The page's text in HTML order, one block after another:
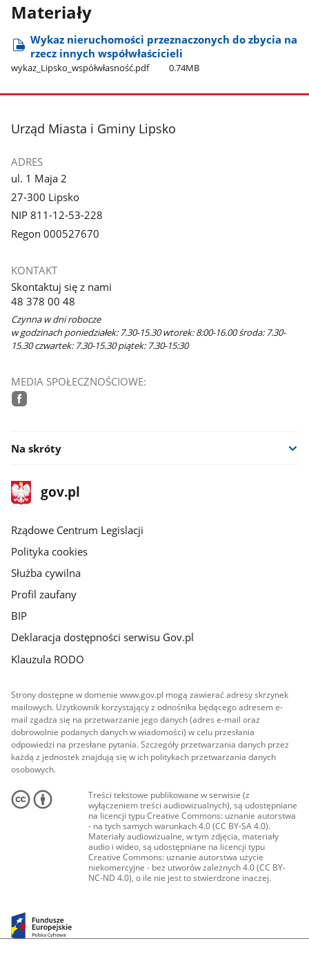
Materiały
Wykaz nieruchomości przeznaczonych do zbycia na
rzecz innych współwłaścicieli
wykaz​_Lipsko​_współwłasność.pdf 0.74MB
stopka
Urząd Miasta i Gminy Lipsko
ADRES
ul. 1 Maja 2
27-300 Lipsko
NIP 811-12-53-228
Regon 000527670
KONTAKT
Skontaktuj się z nami
48 378 00 48
Czynna w dni robocze
w godzinach poniedziałek: 7.30-15.30 wtorek: 8:00-16.00 środa: 7.30-
15.30 czwartek: 7.30-15.30 piątek: 7.30-15:30
MEDIA SPOŁECZNOŚCIOWE:
Na skróty
stopka
gov.plStrona
gov.pl
Rządowe Centrum Legislacji
Polityka cookies
Służba cywilna
Profil zaufany
BIP
Deklaracja dostępności serwisu Gov.pl
Klauzula RODO
Strony dostępne w domenie www.gov.pl mogą zawierać adresy skrzynek
mailowych. Użytkownik korzystający z odnośnika będącego adresem e-
mail zgadza się na przetwarzanie jego danych (adres e-mail oraz
dobrowolnie podanych danych w wiadomości) w celu przesłania
odpowiedzi na przesłane pytania. Szczegóły przetwarzania danych przez
każdą z jednostek znajdują się w ich politykach przetwarzania danych
osobowych.
Treści tekstowe publikowane w serwisie (z
wyłączeniem treści audiowizualnych), są udostępniane
na licencji typu Creative Commons: uznanie autorstwa
- na tych samych warunkach 4.0 (CC BY-SA 4.0).
Materiały audiowizualne, w tym zdjęcia, materiały
audio i wideo, są udostępniane na licencji typu
Creative Commons: uznanie autorstwa użycie
niekomercyjne - bez utworów zależnych 4.0 (CC BY-
NC-ND 4.0), o ile nie jest to stwierdzone inaczej.